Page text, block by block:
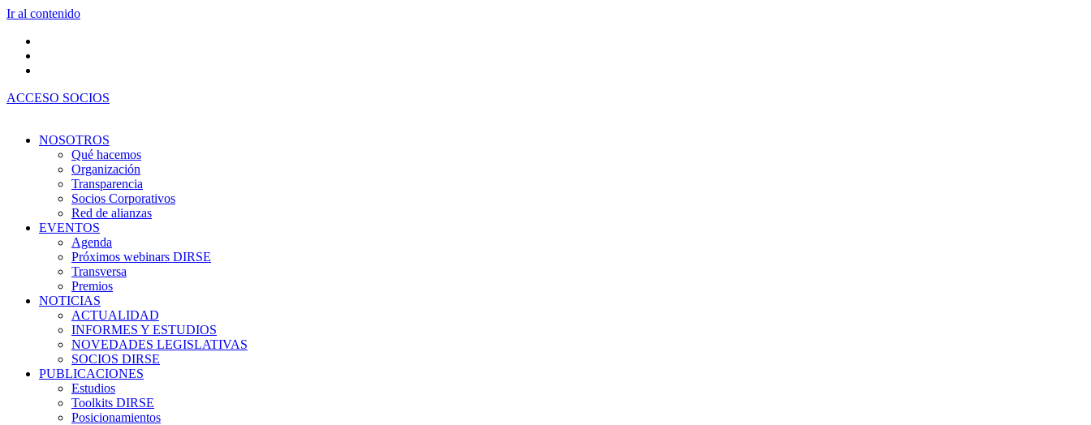
Ir al contenido
ACCESO SOCIOS
NOSOTROS
Qué hacemos
Organización
Transparencia
Socios Corporativos
Red de alianzas
EVENTOS
Agenda
Próximos webinars DIRSE
Transversa
Premios
NOTICIAS
ACTUALIDAD
INFORMES Y ESTUDIOS
NOVEDADES LEGISLATIVAS
SOCIOS DIRSE
PUBLICACIONES
Estudios
Toolkits DIRSE
Posicionamientos